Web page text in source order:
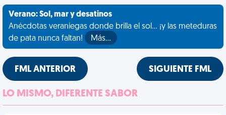
Verano: Sol, mar y desatinos
Anécdotas veraniegas donde brilla el sol... ¡y las meteduras
de pata nunca faltan!
Más…
FML ANTERIOR SIGUIENTE FML
LO MISMO, DIFERENTE SABOR